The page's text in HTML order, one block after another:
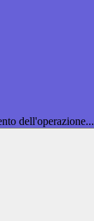
dell'operazione...